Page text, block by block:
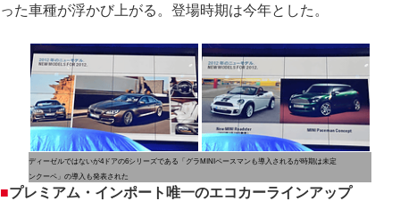
った車種が浮かび上がる。登場時期は今年とした。
ディーゼルではないが4ドアの6シリーズである「グラ
ンクーペ」の導入も発表された
MINIペースマンも導入されるが時期は未定
■プレミアム・インポート唯一のエコカーラインアップ